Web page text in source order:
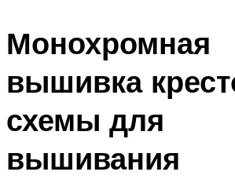
Монохромная
вышивка
схемы для
вышивания